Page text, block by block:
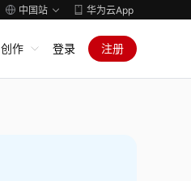
中国站 华为云App
创作 登录 注册